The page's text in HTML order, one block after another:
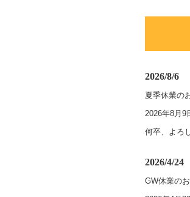
2026/8/6
夏季休業の
2026年8月9
何卒、よろ
2026/4/24
GW休業の